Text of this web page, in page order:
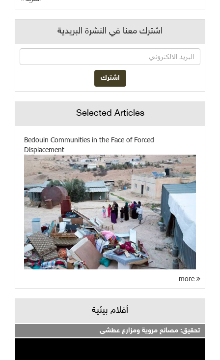
اشترك معنا في النشرة البريدية
Selected Articles
Bedouin Communities in the Face of Forced
Displacement
أفلام بيئية
تحقيق: مصانع مروية ومزارع عطشى